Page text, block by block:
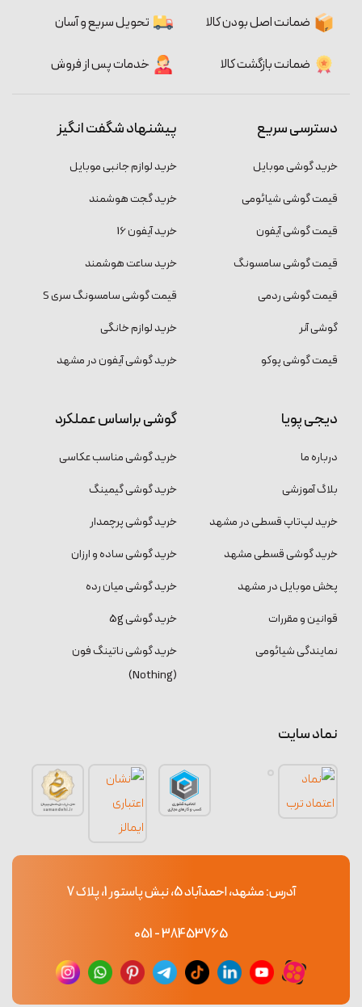
ضمانت اصل بودن کالا تحویل سریع و آسان
ضمانت بازگشت کالا خدمات پس از فروش
دسترسی سریع
خرید گوشی موبایل
قیمت گوشی شیائومی
قیمت گوشی آیفون
قیمت گوشی سامسونگ
قیمت گوشی ردمی
گوشی آنر
قیمت گوشی پوکو
پیشنهاد شگفت انگیز
خرید لوازم جانبی موبایل
خرید گجت هوشمند
خرید آیفون 16
خرید ساعت هوشمند
قیمت گوشی سامسونگ سری S
خرید لوازم خانگی
خرید گوشی آیفون در مشهد
دیجی پویا
درباره ما
بلاگ آموزشی
خرید لپ‌تاپ قسطی در مشهد
خرید گوشی قسطی مشهد
پخش موبایل در مشهد
قوانین و مقررات
نمایندگی شیائومی
گوشی براساس عملکرد
خرید گوشی مناسب عکاسی
خرید گوشی گیمینگ
خرید گوشی پرچمدار
خرید گوشی ساده و ارزان
خرید گوشی میان رده
خرید گوشی 5g
خرید گوشی ناتینگ فون
(Nothing)
نماد سایت
آدرس: مشهد، احمدآباد 5، نبش پاستور 1، پلاک 7
38453765 - 051